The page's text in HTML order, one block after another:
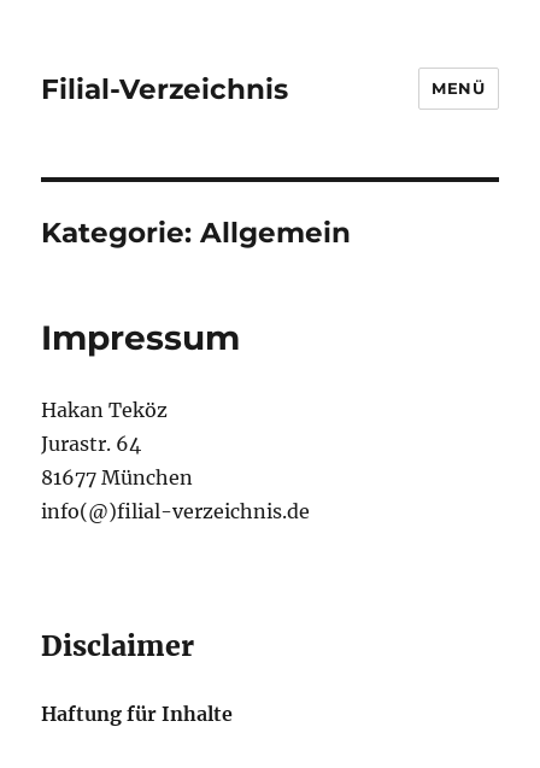
Filial-Verzeichnis MENÜ
Kategorie:Allgemein
Impressum
Hakan Teköz
Jurastr. 64
81677 München
info(@)filial-verzeichnis.de
Disclaimer
Haftung für Inhalte